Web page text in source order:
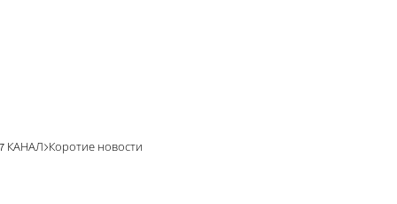
7 КАНАЛ Коротие новости